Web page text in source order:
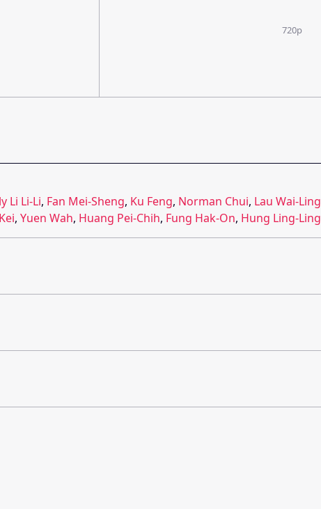
720p
Li Li-Li, Fan Mei-Sheng, Ku Feng, Norman Chui, Lau Wai-Ling
, Yuen Wah, Huang Pei-Chih, Fung Hak-On, Hung Ling-Ling